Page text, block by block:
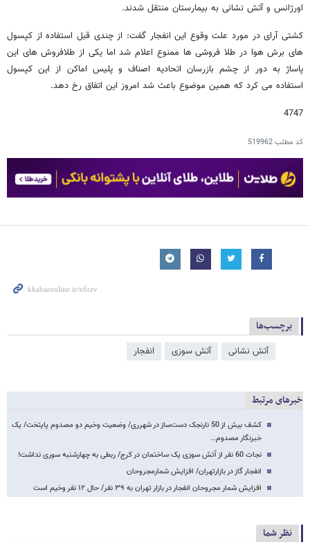
اورژانس و آتش نشانی به بیمارستان منتقل شدند.
کشتی آرای در مورد علت وقوع این انفجار گفت: از چندی قبل استفاده از کپسول
های برش هوا در طلا فروشی ها ممنوع اعلام شد اما یکی از طلافروش های این
پاساژ به دور از چشم بازرسان اتحادیه اصناف و پلیس اماکن از این کپسول
استفاده می کرد که همین موضوع باعث شد امروز این اتفاق رخ دهد.
4747
کد مطلب519962
برچسب‌ها
آتش‌ نشانی آتش سوزی انفجار
خبرهای مرتبط
کشف بیش از 50 نارنجک دست‌ساز در شهرری/ وضعیت وخیم دو مصدوم پایتخت/ یک
خبرنگار مصدوم…
نجات 60 نفر از آتش سوزی یک ساختمان در کرج/ ربطی به چهارشنبه سوری نداشت!
انفجار گاز در بازارتهران/ افزایش شمارمجروحان
افزایش شمار مجروحان انفجار در بازار تهران به ۳۹ نفر/ حال ۱۲ نفر وخیم است
نظر شما